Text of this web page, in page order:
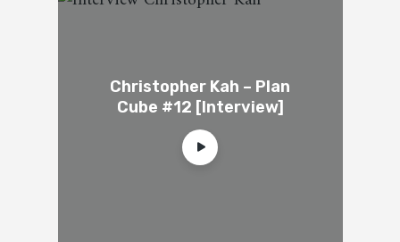
Christopher Kah – Plan
Cube #12 [Interview]